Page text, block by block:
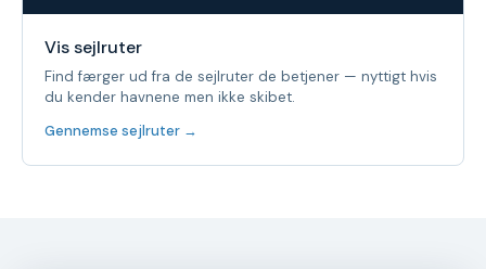
Vis sejlruter
Find færger ud fra de sejlruter de betjener — nyttigt hvis
du kender havnene men ikke skibet.
Gennemse sejlruter →